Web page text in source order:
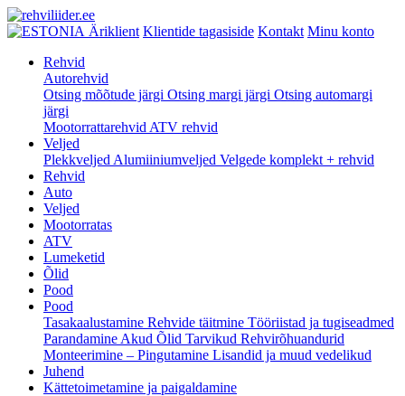
Äriklient Klientide tagasiside Kontakt Minu konto
Rehvid
Autorehvid
Otsing mõõtude järgi Otsing margi järgi Otsing automargi
järgi
Mootorrattarehvid ATV rehvid
Veljed
Plekkveljed Alumiiniumveljed Velgede komplekt + rehvid
Rehvid
Auto
Veljed
Mootorratas
ATV
Lumeketid
Õlid
Pood
Pood
Tasakaalustamine Rehvide täitmine Tööriistad ja tugiseadmed
Parandamine Akud Õlid Tarvikud Rehvirõhuandurid
Monteerimine – Pingutamine Lisandid ja muud vedelikud
Juhend
Kättetoimetamine ja paigaldamine